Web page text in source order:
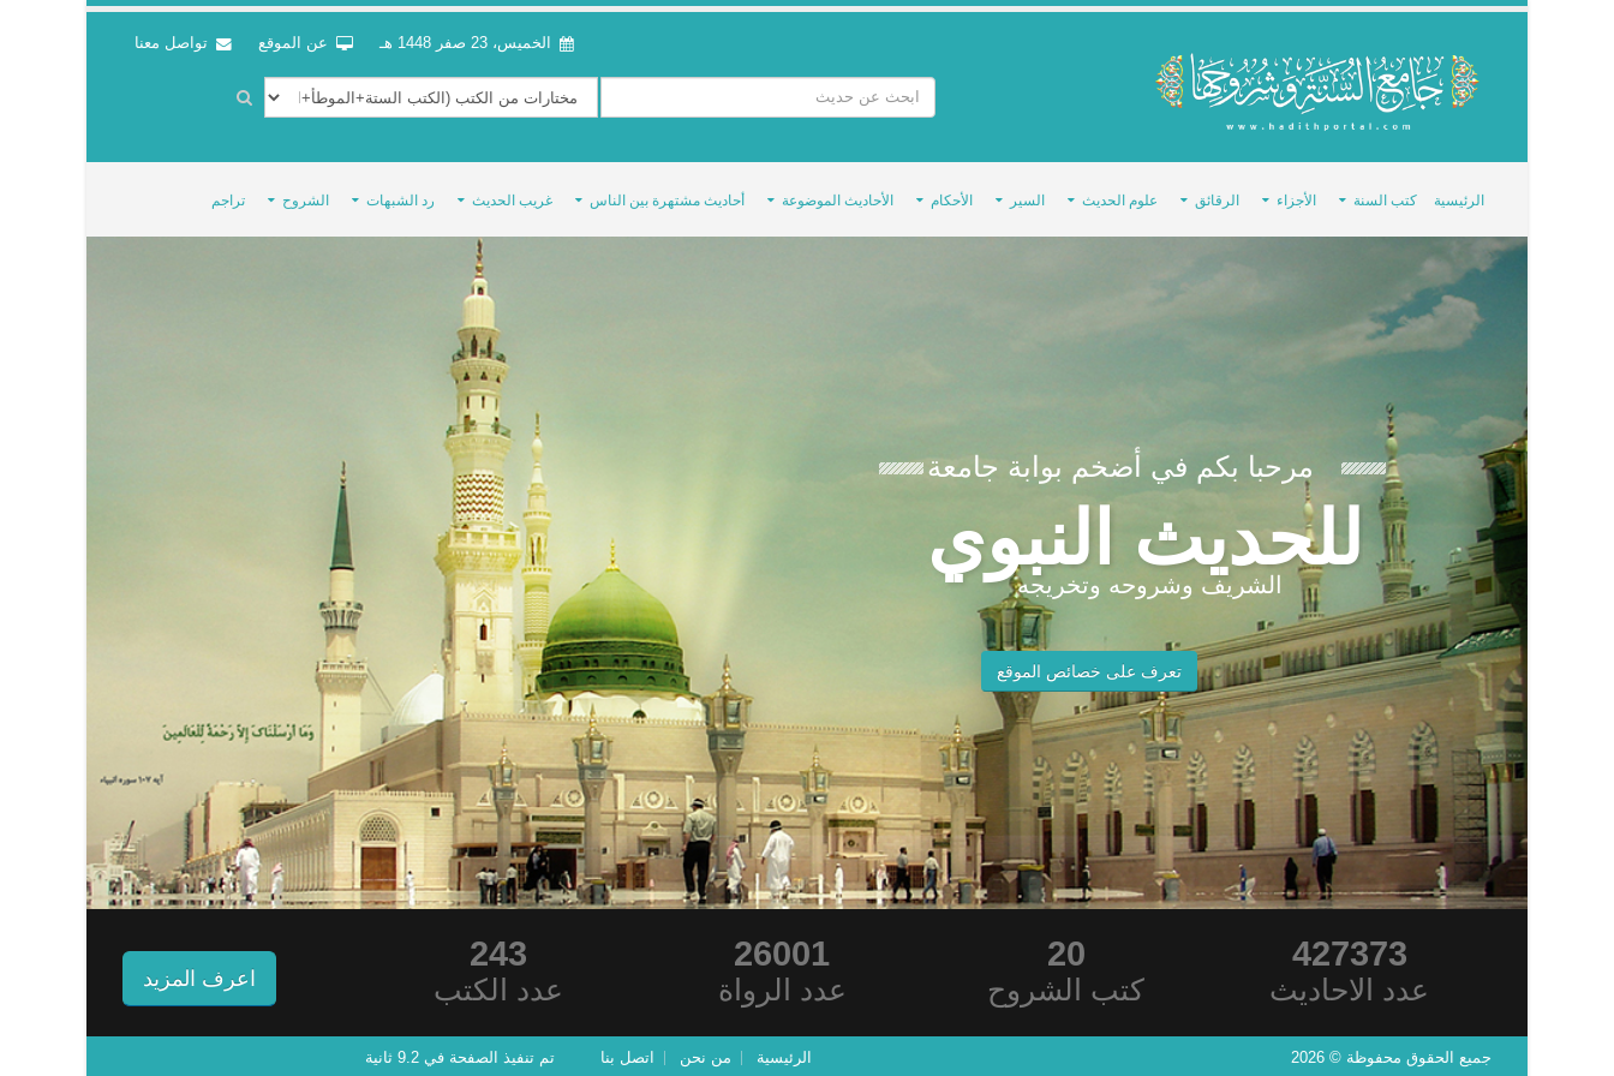
الخميس، 23 صفر 1448 هـ عن الموقع تواصل معنا
الرئيسية كتب السنة الأجزاء الرقائق علوم الحديث السير الأحكام الأحاديث الموضوعة أحاديث مشتهرة بين الناس غريب الحديث رد الشبهات الشروح تراجم
مرحبا بكم في أضخم بوابة جامعة
للحديث النبوي
الشريف وشروحه وتخريجه
تعرف على خصائص الموقع
427373
عدد الاحاديث
20
كتب الشروح
26001
عدد الرواة
243
عدد الكتب اعرف المزيد
جميع الحقوق محفوظة © 2026 الرئيسية من نحن اتصل بنا تم تنفيذ الصفحة في 9.2 ثانية